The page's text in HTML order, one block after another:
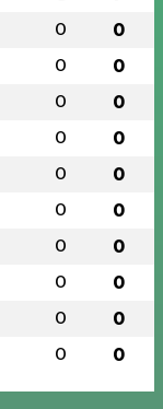
0 0
0 0
0 0
0 0
0 0
0 0
0 0
0 0
0 0
0 0